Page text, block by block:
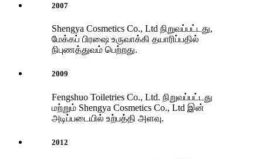
2007
Shengya Cosmetics Co., Ltd நிறுவப்பட்டது,
மேக்கப் பிரஷை உருவாக்கி தயாரிப்பதில்
நிபுணத்துவம் பெற்றது.
2009
Fengshuo Toiletries Co., Ltd. நிறுவப்பட்டது
மற்றும் Shengya Cosmetics Co., Ltd இன்
அடிப்படையில் உற்பத்தி அளவு.
2012